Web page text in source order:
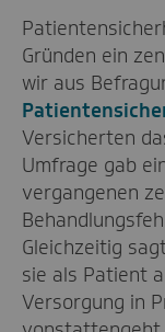
Gründen ein
wir aus
Versicherten
Umfrage gab
vergangenen
Gleichzeitig
sie als Patient
Versorgung in